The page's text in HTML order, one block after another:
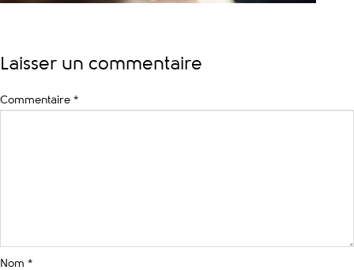
Laisser un commentaire
Commentaire *
Nom *